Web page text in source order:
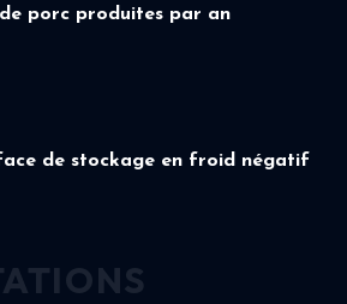
porc produites par an
de stockage en froid négatif